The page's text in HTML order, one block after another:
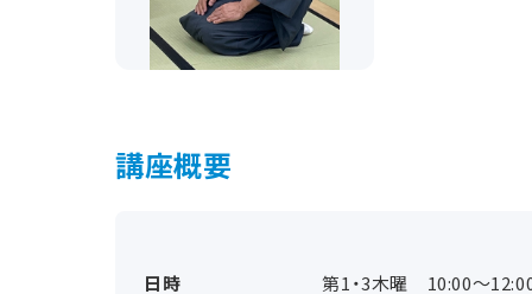
講座概要
日時 第1・3木曜 10:00～